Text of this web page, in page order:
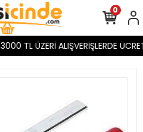
3000 TL ÜZERİ ALIŞVERİŞLERDE
0